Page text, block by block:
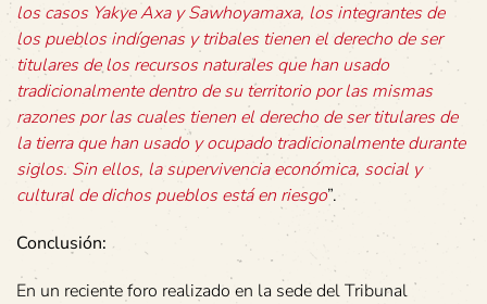
los casos Yakye Axa y Sawhoyamaxa, los integrantes de
los pueblos indígenas y tribales tienen el derecho de ser
titulares de los recursos naturales que han usado
tradicionalmente dentro de su territorio por las mismas
razones por las cuales tienen el derecho de ser titulares de
la tierra que han usado y ocupado tradicionalmente durante
siglos. Sin ellos, la supervivencia económica, social y
cultural de dichos pueblos está en riesgo”.
Conclusión:
En un reciente foro realizado en la sede del Tribunal